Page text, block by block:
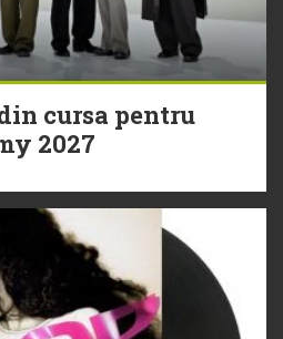
cursa pentru
2027